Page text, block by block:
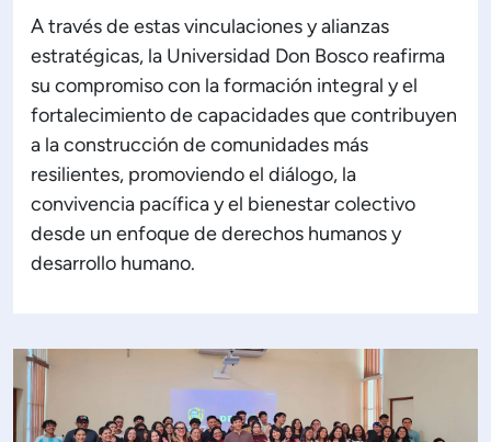
A través de estas vinculaciones y alianzas
estratégicas, la Universidad Don Bosco reafirma
su compromiso con la formación integral y el
fortalecimiento de capacidades que contribuyen
a la construcción de comunidades más
resilientes, promoviendo el diálogo, la
convivencia pacífica y el bienestar colectivo
desde un enfoque de derechos humanos y
desarrollo humano.